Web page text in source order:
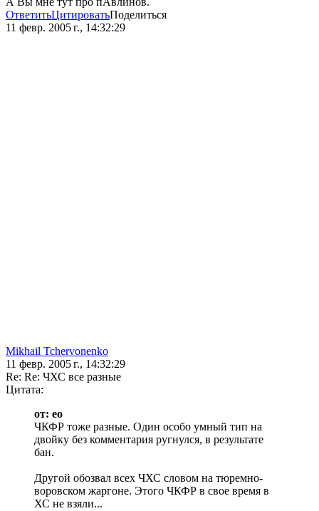
ОтветитьЦитироватьПоделиться
11 февр. 2005 г., 14:32:29
Mikhail Tchervonenko
11 февр. 2005 г., 14:32:29
Re: Re: ЧХС все разные
Цитата:
от: eo
ЧКФР тоже разные. Один особо умный тип на
двойку без комментария ругнулся, в результате
бан.
Другой обозвал всех ЧХС словом на тюремно-
воровском жаргоне. Этого ЧКФР в свое время в
ХС не взяли...